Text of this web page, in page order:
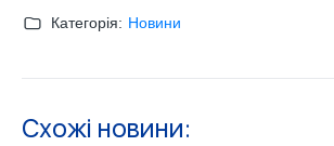
Категорія: Новини
Схожі новини: